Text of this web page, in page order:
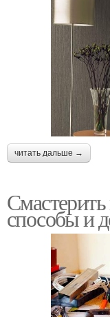
читать дальше →
способы и